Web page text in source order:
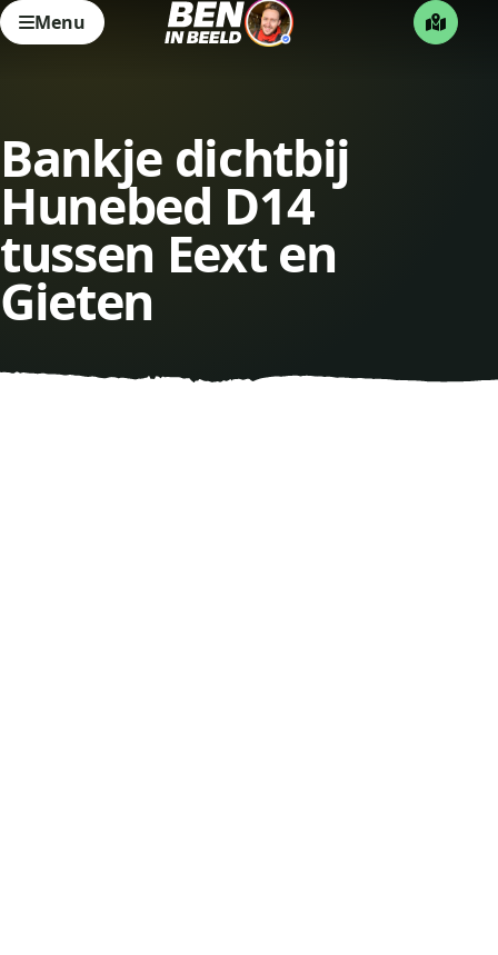
Menu
Bankje dichtbij
Hunebed D14
tussen Eext en
Gieten